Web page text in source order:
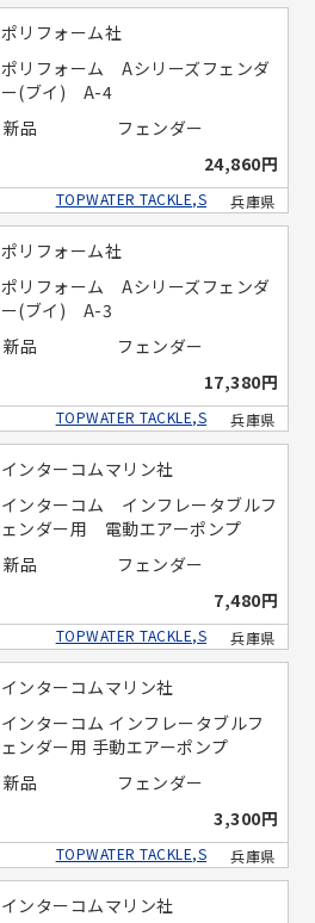
ポリフォーム社
ポリフォーム Aシリーズフェンダ
ー(ブイ) A-4
新品
フェンダー
24,860円
兵庫県
TOPWATER TACKLE,S
ポリフォーム社
ポリフォーム Aシリーズフェンダ
ー(ブイ) A-3
新品
フェンダー
17,380円
兵庫県
TOPWATER TACKLE,S
インターコムマリン社
インターコム インフレータブルフ
ェンダー用 電動エアーポンプ
新品
フェンダー
7,480円
兵庫県
TOPWATER TACKLE,S
インターコムマリン社
インターコム インフレータブルフ
ェンダー用 手動エアーポンプ
新品
フェンダー
3,300円
兵庫県
TOPWATER TACKLE,S
インターコムマリン社